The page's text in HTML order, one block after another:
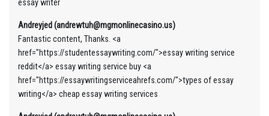
essay writer
Andreyjed (andrewtuh@mgmonlinecasino.us)
Fantastic content, Thanks. <a
href="https://studentessaywriting.com/">essay writing service
reddit</a> essay writing service buy <a
href="https://essaywritingserviceahrefs.com/">types of essay
writing</a> cheap essay writing services